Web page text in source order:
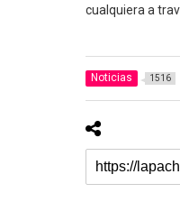
cualquiera a
Noticias 1516